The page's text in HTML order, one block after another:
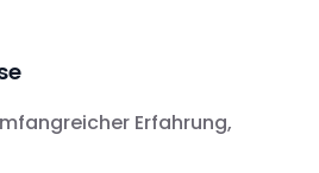
Erfahrung,